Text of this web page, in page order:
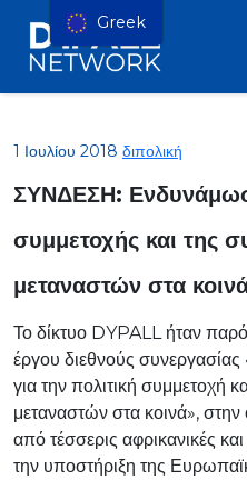
1 Ιουλίου 2018 διπολική
ΣΥΝΔΕΣΗ:
συμμετοχής και της
μεταναστών στα
Το δίκτυο DYPALL ήταν
έργου διεθνούς
για την πολιτική συμμετοχή
μεταναστών στα κοινά», στην
από τέσσερις αφρικανικές
την υποστήριξη της
Greek